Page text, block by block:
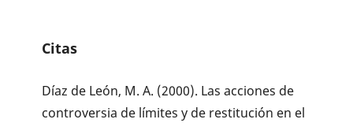
Citas
Díaz de León, M. A. (2000). Las acciones de
controversia de límites y de restitución en el